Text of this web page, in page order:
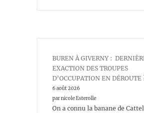
BUREN À GIVERNY :
EXACTION DES TROUPES
D’OCCUPATION EN DÉROUTE
6 août 2026
par nicole Esterolle
On a connu la banane de